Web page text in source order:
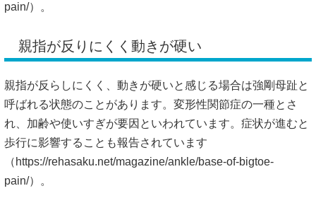
pain/）。
親指が反りにくく動きが硬い
親指が反らしにくく、動きが硬いと感じる場合は強剛母趾と
呼ばれる状態のことがあります。変形性関節症の一種とさ
れ、加齢や使いすぎが要因といわれています。症状が進むと
歩行に影響することも報告されています
（ https://rehasaku.net/magazine/ankle/base-of-bigtoe-
pain/）。